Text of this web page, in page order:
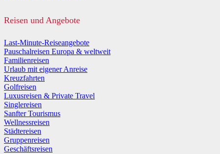
Reisen und Angebote
Last-Minute-Reiseangebote
Pauschalreisen Europa & weltweit
Familienreisen
Urlaub mit eigener Anreise
Kreuzfahrten
Golfreisen
Luxusreisen & Private Travel
Singlereisen
Sanfter Tourismus
Wellnessreisen
Städtereisen
Gruppenreisen
Geschäftsreisen